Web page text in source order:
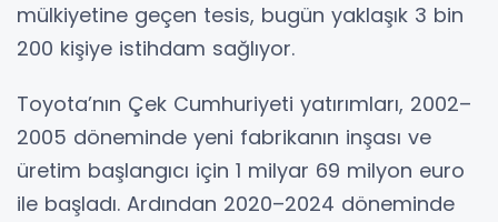
mülkiyetine geçen tesis, bugün yaklaşık 3 bin
200 kişiye istihdam sağlıyor.
Toyota’nın Çek Cumhuriyeti yatırımları, 2002–
2005 döneminde yeni fabrikanın inşası ve
üretim başlangıcı için 1 milyar 69 milyon euro
ile başladı. Ardından 2020–2024 döneminde